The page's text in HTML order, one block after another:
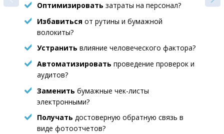
Оптимизировать затраты на персонал?
Избавиться от рутины и бумажной
волокиты?
Устранить влияние человеческого фактора?
Автоматизировать проведение проверок и
аудитов?
Заменить бумажные чек-листы
электронными?
Получать достоверную обратную связь в
виде фотоотчетов?